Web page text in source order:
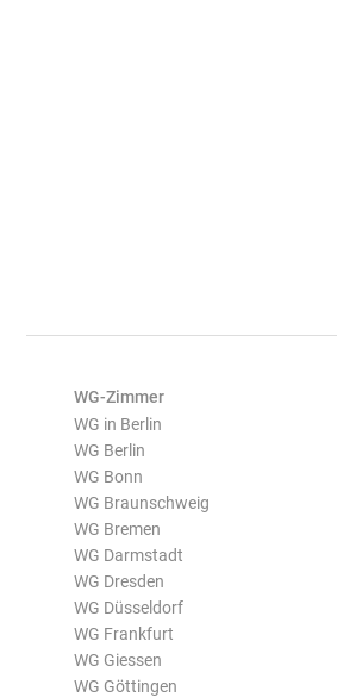
WG-Zimmer
WG in Berlin
WG Berlin
WG Bonn
WG Braunschweig
WG Bremen
WG Darmstadt
WG Dresden
WG Düsseldorf
WG Frankfurt
WG Giessen
WG Göttingen